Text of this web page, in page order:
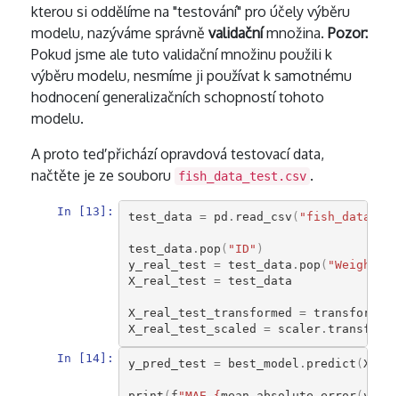
kterou si oddělíme na "testování" pro účely výběru
modelu, nazýváme správně validačnímnožina. Pozor:
Pokud jsme ale tuto validační množinu použili k
výběru modelu, nesmíme ji používat k samotnému
hodnocení generalizačních schopností tohoto
modelu.
A proto teď přichází opravdová testovací data,
načtěte je ze souboru
fish_data_test.csv .
In [13]: test_data = pd . read_csv (
test_data . pop ( "ID" )
y_real_test = test_data . pop ( "Weight"
X_real_test = test_data
X_real_test_transformed = transformer
X_real_test_scaled
= scaler. transform
In [14]: y_pred_test = best_model . predict (